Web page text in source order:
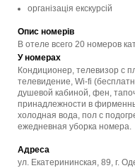
організація екскурсій
Опис номерів
В отеле всего 20 номеров
У номерах
Кондиционер, телевизор с
телевидение, Wi-fi
душевой кабиной, фен,
принадлежности в
холодная вода, пол с
ежедневная уборка номера.
Адреса
ул. Екатерининская, 89, г.